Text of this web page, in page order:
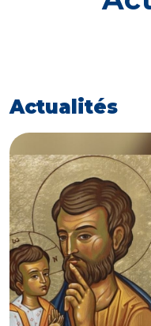
Actualités